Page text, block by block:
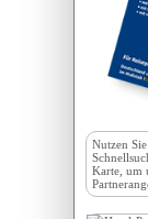
Nutzen
Karte, um